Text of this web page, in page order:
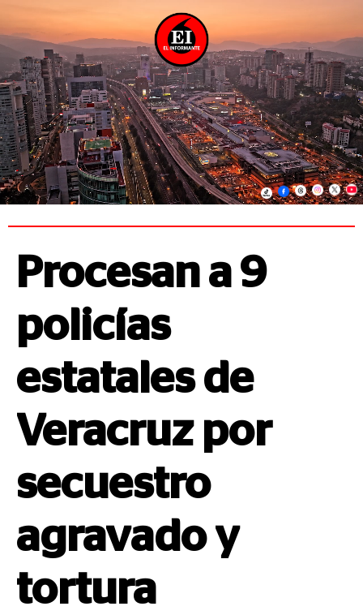
Procesan a 9
policías
estatales de
Veracruz por
secuestro
agravado y
tortura